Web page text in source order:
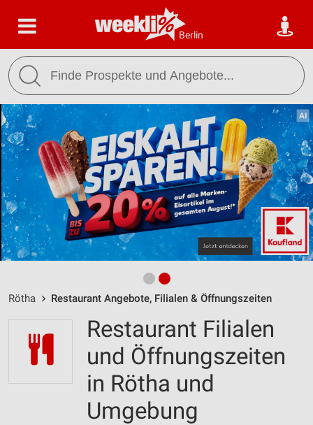
Berlin
Rötha Restaurant Angebote, Filialen & Öffnungszeiten
Restaurant Filialen
und Öffnungszeiten
in Rötha und
Umgebung